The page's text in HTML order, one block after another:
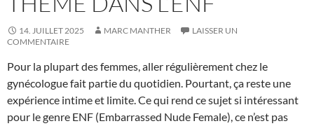
14. JUILLET 2025 MARC MANTHER
LAISSER UN
COMMENTAIRE
Pour la plupart des femmes, aller régulièrement chez le
gynécologue fait partie du quotidien. Pourtant, ça reste une
expérience intime et limite. Ce qui rend ce sujet si intéressant
pour le genre ENF (Embarrassed Nude Female), ce n’est pas